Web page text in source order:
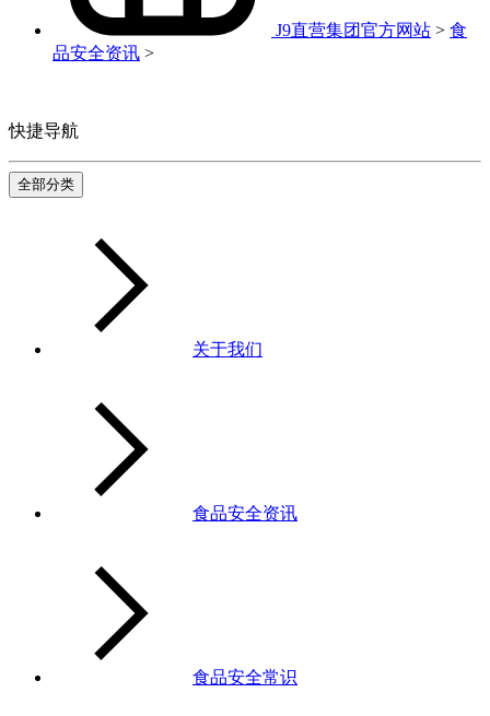
J9直营集团官方网站 > 食
品安全资讯 >
快捷导航
全部分类
关于我们
食品安全资讯
食品安全常识